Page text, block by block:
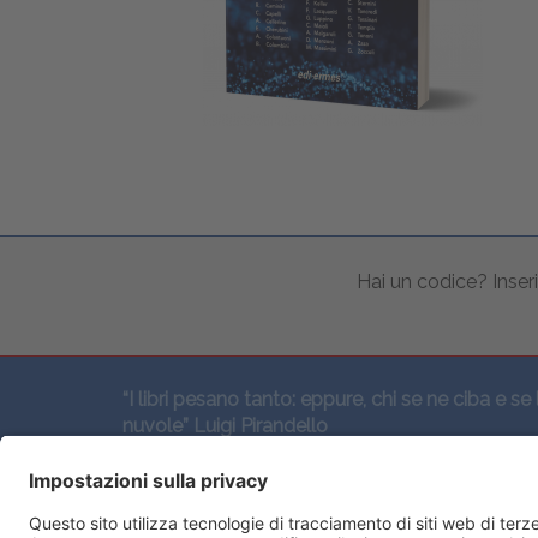
Hai un codice?
“I libri pesano tanto: eppure, chi se ne ciba e
nuvole” Luigi Pirandello
SEGUICI QUI: